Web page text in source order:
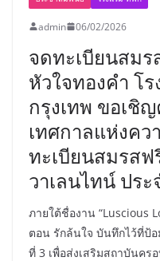
admin 06/02/2026
จดทะเบียนสม
หัวใจทองคำ โ
กรุงเทพ ขอเชิ
เทศกาลแห่งค
ทะเบียนสมรสฟ
วาเลนไทน์ ปร
ภายใต้ชื่องาน “Luscious
ตอน รักล้นใจ บันทึกไว้ที่ป้
ที่ 3 เพื่อส่งเสริมสถาบันคร